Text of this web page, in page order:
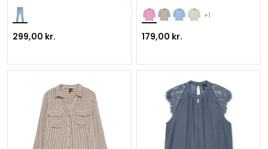
299,00 kr.
+1
179,00 kr.